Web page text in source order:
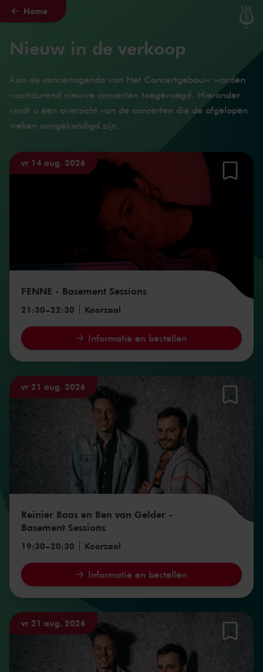
Naar hoofdcontent
Home
Nieuw in de verkoop
Aan de concertagenda van Het Concertgebouw worden
voortdurend nieuwe concerten toegevoegd. Hieronder
vindt u een overzicht van de concerten die de afgelopen
weken aangekondigd zijn.
FENNE - Basement Sessions
21:30–22:30 Koorzaal
Informatie en bestellen
vr 14 aug. 2026
Reinier Baas en Ben van Gelder -
Basement Sessions
19:30–20:30 Koorzaal
Informatie en bestellen
vr 21 aug. 2026
vr 21 aug. 2026